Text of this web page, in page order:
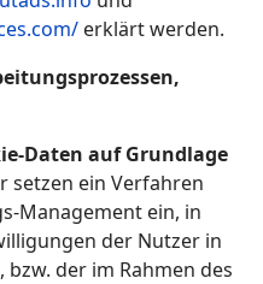
erklärt werden.
Daten auf Grundlage
setzen ein Verfahren
Management ein, in
der Nutzer in
bzw. der im Rahmen des